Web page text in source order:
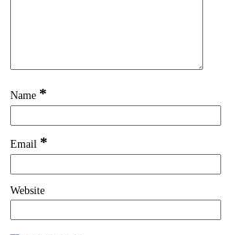
Name *
Email *
Website